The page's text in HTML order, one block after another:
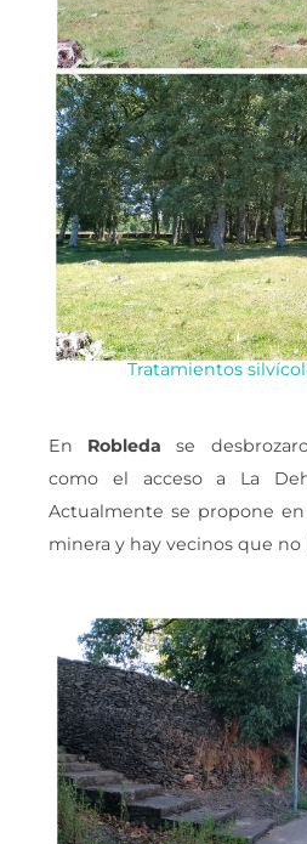
Tratamientos
En Robleda se
como el acceso a La
Actualmente se propone
minera y hay vecinos que no